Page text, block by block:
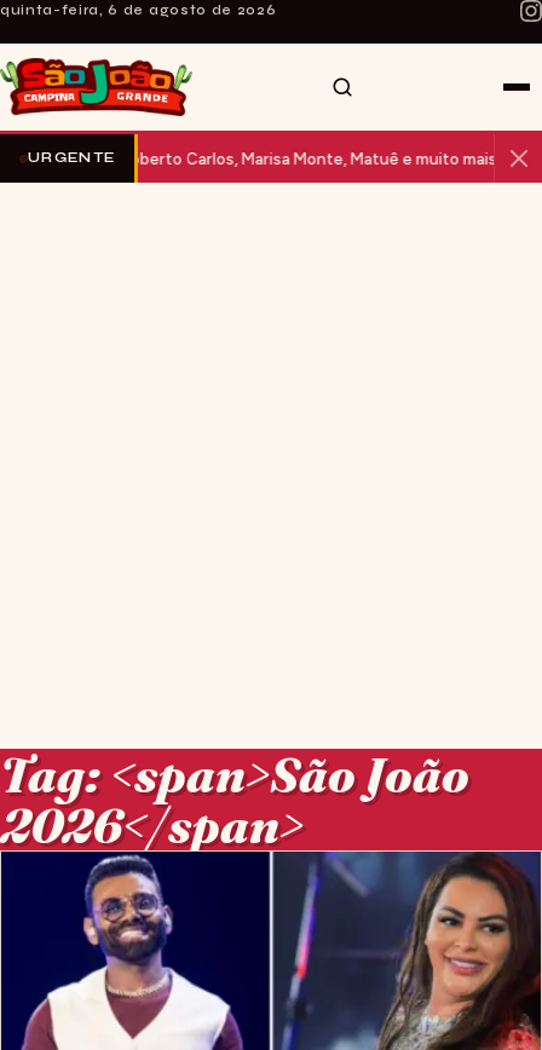
quinta-feira, 6 de agosto de 2026
INÍCIO
URGENTE
Roberto Carlos, Marisa Monte, Matuê e muito mais no Parque do Povo
Tag: <span>São João
2026</span>
Posts em Tag: <span>São João 2026</